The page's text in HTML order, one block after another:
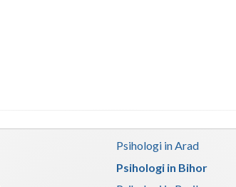
Psihologi in Arad
Psihologi in Bihor